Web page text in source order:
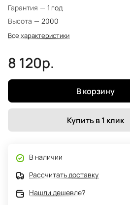
Гарантия — 1 год
Высота — 2000
Все характеристики
8 120р.
В корзину
Купить в 1 клик
В наличии
Рассчитать доставку
Нашли дешевле?